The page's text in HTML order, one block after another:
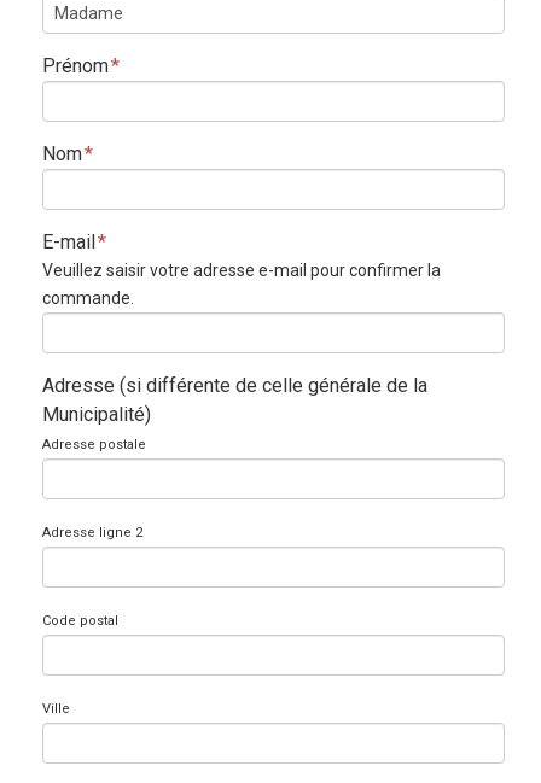
Prénom*
Nom*
E-mail*
Veuillez saisir votre adresse e-mail pour confirmer la
commande.
Adresse (si différente de celle générale de la
Municipalité)
Adresse postale
Adresse ligne 2
Code postal
Ville